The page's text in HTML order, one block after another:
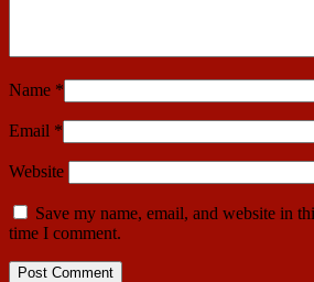
Name *
Email *
Website
Save my name, email, and website in
time I comment.